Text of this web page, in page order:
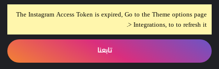
The Instagram Access Token is expired, Go to the Theme options page
> Integrations, to to refresh it.
تابعنا